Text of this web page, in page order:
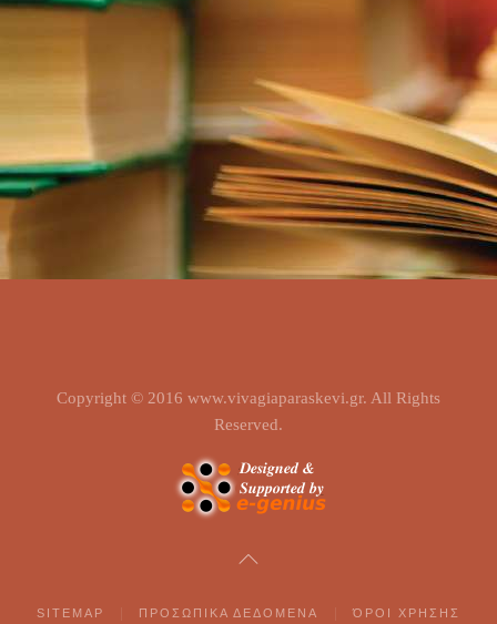
Copyright © 2016 www.vivagiaparaskevi.gr. All Rights
Reserved.
SITEMAP ΠΡΟΣΩΠΙΚΑ ΔΕΔΟΜΕΝΑ ΌΡΟΙ ΧΡΗΣΗΣ